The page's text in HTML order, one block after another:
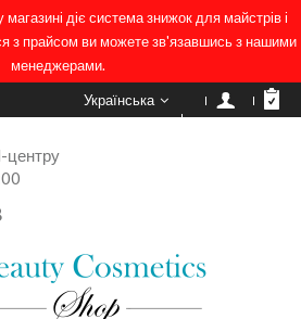
діє система знижок для майстрів і
з прайсом ви можете зв'язавшись з нашими
менеджерами.
Українська
центру